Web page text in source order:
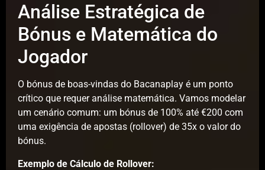
Análise Estratégica de
Bónus e Matemática do
Jogador
O bónus de boas-vindas do Bacanaplay é um ponto
crítico que requer análise matemática. Vamos modelar
um cenário comum: um bónus de 100% até €200 com
uma exigência de apostas (rollover) de 35x o valor do
bónus.
Exemplo de Cálculo de Rollover: